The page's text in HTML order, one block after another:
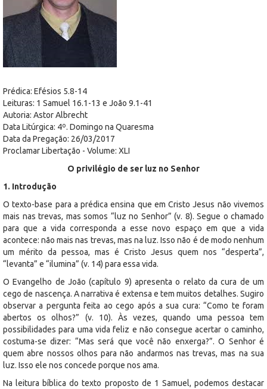
Prédica: Efésios 5.8-14
Leituras: 1 Samuel 16.1-13 e João 9.1-41
Autoria: Astor Albrecht
Data Litúrgica: 4º. Domingo na Quaresma
Data da Pregação: 26/03/2017
Proclamar Libertação - Volume: XLI
O privilégio de ser luz no Senhor
1. Introdução
O texto-base para a prédica ensina que em Cristo Jesus não vivemos
mais nas trevas, mas somos “luz no Senhor” (v. 8). Segue o chamado
para que a vida corresponda a esse novo espaço em que a vida
acontece: não mais nas trevas, mas na luz. Isso não é de modo nenhum
um mérito da pessoa, mas é Cristo Jesus quem nos “desperta”,
“levanta” e “ilumina” (v. 14) para essa vida.
O Evangelho de João (capítulo 9) apresenta o relato da cura de um
cego de nascença. A narrativa é extensa e tem muitos detalhes. Sugiro
observar a pergunta feita ao cego após a sua cura: “Como te foram
abertos os olhos?” (v. 10). Às vezes, quando uma pessoa tem
possibilidades para uma vida feliz e não consegue acertar o caminho,
costuma-se dizer: “Mas será que você não enxerga?”. O Senhor é
quem abre nossos olhos para não andarmos nas trevas, mas na sua
luz. Isso ele nos concede porque nos ama.
Na leitura bíblica do texto proposto de 1 Samuel, podemos destacar